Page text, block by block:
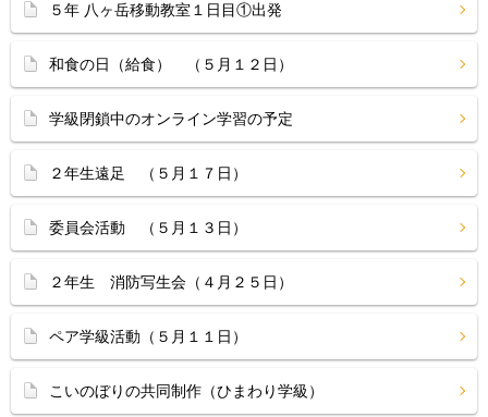
５年 八ヶ岳移動教室１日目①出発
和食の日（給食） （５月１２日）
学級閉鎖中のオンライン学習の予定
２年生遠足 （５月１７日）
委員会活動 （５月１３日）
２年生 消防写生会（４月２５日）
ペア学級活動（５月１１日）
こいのぼりの共同制作（ひまわり学級）